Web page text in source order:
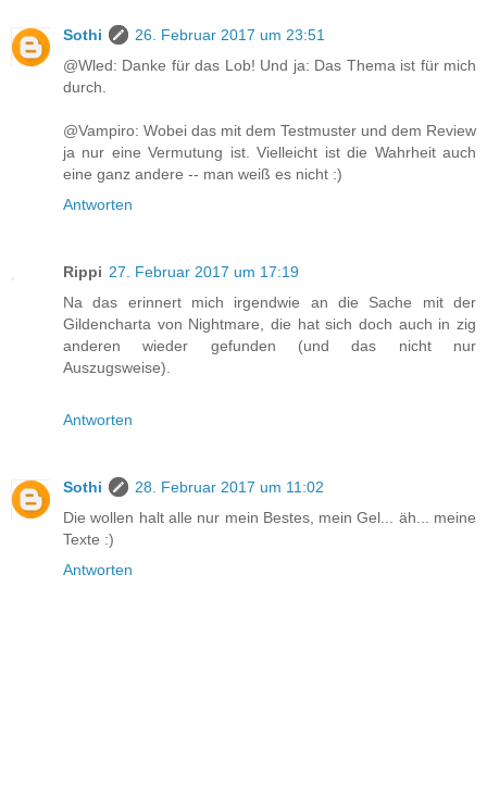
Sothi
26. Februar 2017 um 23:51
@Wled: Danke für das Lob! Und ja: Das Thema ist für mich
durch.
@Vampiro: Wobei das mit dem Testmuster und dem Review
ja nur eine Vermutung ist. Vielleicht ist die Wahrheit auch
eine ganz andere -- man weiß es nicht :)
Antworten
Rippi 27. Februar 2017 um 17:19
Na das erinnert mich irgendwie an die Sache mit der
Gildencharta von Nightmare, die hat sich doch auch in zig
anderen wieder gefunden (und das nicht nur
Auszugsweise).
Antworten
Sothi
28. Februar 2017 um 11:02
Die wollen halt alle nur mein Bestes, mein Gel... äh... meine
Texte :)
Antworten